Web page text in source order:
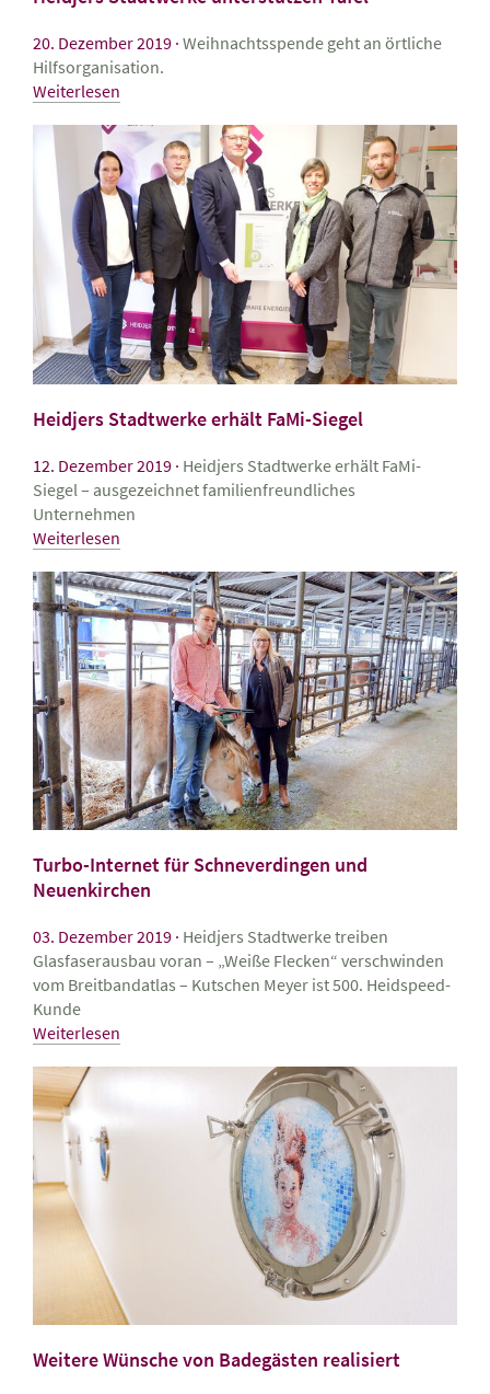
20. Dezember 2019 Weihnachtsspende geht an örtliche
Hilfsorganisation.
Weiterlesen
Heidjers Stadtwerke erhält FaMi-Siegel
12. Dezember 2019 Heidjers Stadtwerke erhält FaMi-
Siegel – ausgezeichnet familienfreundliches
Unternehmen
Weiterlesen
Turbo-Internet für Schneverdingen und
Neuenkirchen
03. Dezember 2019 Heidjers Stadtwerke treiben
Glasfaserausbau voran – „Weiße Flecken“ verschwinden
vom Breitbandatlas – Kutschen Meyer ist 500. Heidspeed-
Kunde
Weiterlesen
Weitere Wünsche von Badegästen realisiert